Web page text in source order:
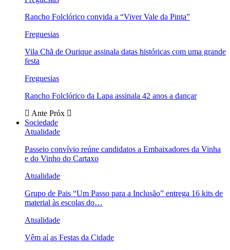
Rancho Folclórico convida a “Viver Vale da Pinta”
Freguesias
Vila Chã de Ourique assinala datas históricas com uma grande
festa
Freguesias
Rancho Folclórico da Lapa assinala 42 anos a dançar
Ante Próx
Sociedade
Atualidade
Passeio convívio reúne candidatos a Embaixadores da Vinha
e do Vinho do Cartaxo
Atualidade
Grupo de Pais “Um Passo para a Inclusão” entrega 16 kits de
material às escolas do…
Atualidade
Vêm aí as Festas da Cidade